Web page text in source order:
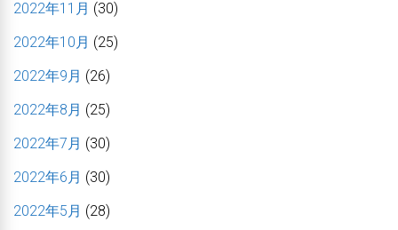
2022年11月 (30)
2022年10月 (25)
2022年9月 (26)
2022年8月 (25)
2022年7月 (30)
2022年6月 (30)
2022年5月 (28)